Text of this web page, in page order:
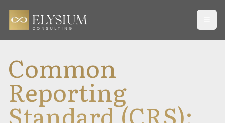
Common
Reporting
Standard (CRS):